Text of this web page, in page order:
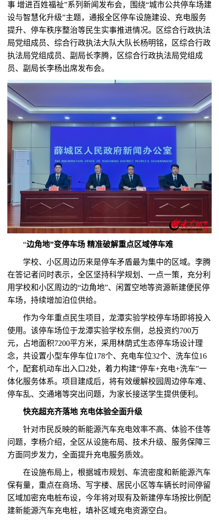
事 增进百姓福祉”系列新闻发布会，围绕“城市公共停车场建
设与智慧化升级”主题，通报全区停车设施建设、充电服务
提升、停车秩序整治等民生实事推进情况。区综合行政执法
局党组成员、综合行政执法大队大队长杨明铭，区综合行政
执法局党组成员、副局长李腾，区综合行政执法局党组成
员、副局长李杨出席发布会。
“边角地”变停车场 精准破解重点区域停车难
学校、小区周边历来是停车矛盾最为集中的区域。李腾
在答记者问时表示，全区坚持科学规划、一点一策，充分利
用学校和小区周边的“边角地”、闲置空地等资源新建便民停
车场，持续增加泊位供给。
作为今年重点民生项目，龙潭实验学校停车场即将投入
使用。该停车场位于龙潭实验学校东侧，总投资约700万
元，占地面积7200平方米，采用林荫式生态停车场设计理
念，共设置小型车停车位178个、充电车位32个、洗车位16
个，配套机动车出入口2处，着力构建“停车+充电+洗车”一
体化服务体系。项目建成后，将有效缓解校园周边停车难、
停车乱、交通堵等突出问题，为家长接送学生提供便利。
快充超充齐落地 充电体验全面升级
针对市民反映的新能源汽车充电效率不高、体验不佳等
问题，李杨介绍，全区从设施布局、技术升级、服务保障三
方面同步发力，全面提升充电服务质效。
在设施布局上，根据城市规划、车流密度和新能源汽车
保有量，重点在商场、写字楼、居民小区等车辆长时间停留
区域加密充电桩布设，今年将对现有及新建停车场按比例配
建新能源汽车充电桩，填补区域充电资源空白。